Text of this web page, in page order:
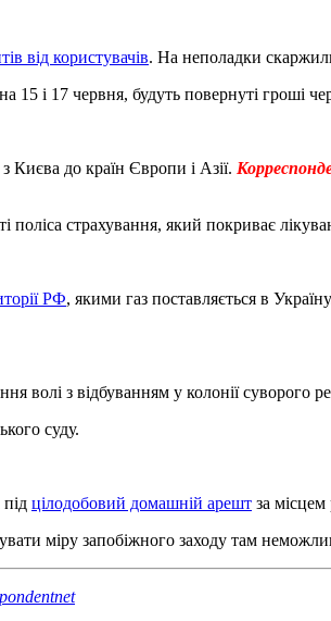
від користувачів. На неполадки
і 17 червня, будуть повернуті гроші
Києва до країн Європи і Азії.
поліса страхування, який покриває
РФ, якими газ поставляється в
волі з відбуванням у колонії суворого
суду.
цілодобовий домашній арешт за місцем
міру запобіжного заходу там